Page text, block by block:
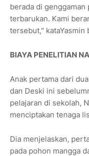
berada di
terbarukan. Kami
tersebut," kataYasmin
BIAYA PENELITIAN
Anak pertama dari
dan Deski ini
pelajaran di sekolah,
menciptakan tenaga
Dia menjelaskan,
pada pohon mangga